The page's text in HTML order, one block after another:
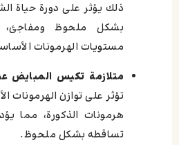
ذلك يؤثر على دورة حياة
بشكل ملحوظ
مستويات الهرمونات
متلازمة تكيس المبايض
تؤثر على توازن الهرمونات
هرمونات الذكورة، مما
تساقطه بشكل ملحوظ.